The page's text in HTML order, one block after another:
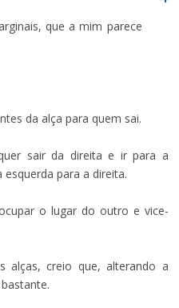
que a mim parece
da alça para quem sai.
sair da direita e ir para a
para a direita.
o lugar do outro e vice-
alças, creio que, alterando a